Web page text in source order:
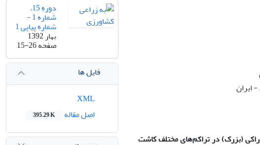
ایران
(بزرک) در تراکم‌های مختلف کاشت
دوره 15،
شماره 1 -
شماره پیاپی 1
بهار 1392
صفحه15-26
فایل ها
اصل مقاله
395.29 K